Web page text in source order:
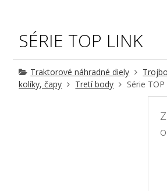
SÉRIE TOP LINK
Traktorové náhradné diely
kolíky, čapy
Tretí body Série